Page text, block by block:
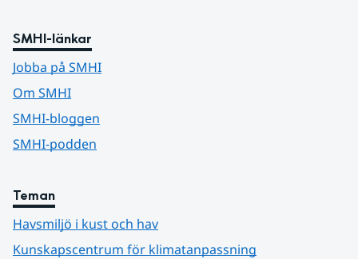
SMHI-länkar
Jobba på SMHI
Om SMHI
SMHI-bloggen
SMHI-podden
Teman
Havsmiljö i kust och hav
Kunskapscentrum för klimatanpassning